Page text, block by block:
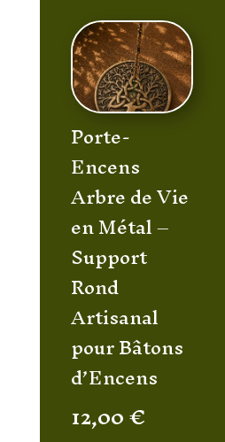
Porte-
Encens
Arbre de Vie
en Métal –
Support
Rond
Artisanal
pour Bâtons
d’Encens
12,00€